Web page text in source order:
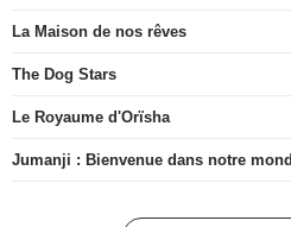
La Maison de nos rêves
The Dog Stars
Le Royaume d'Orïsha
Jumanji : Bienvenue dans notre